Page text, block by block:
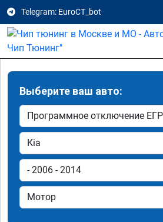
Telegram: EuroCT_bot
Выберите ваш авто: